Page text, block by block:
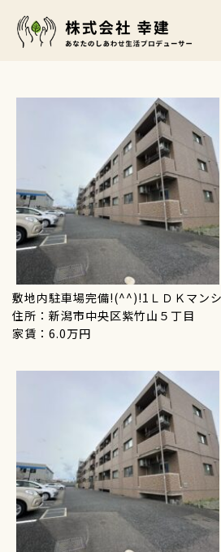
会社概要 お問い合
敷地内駐車場完備!(^^)!1ＬＤＫマンシ
住所：新潟市中央区紫竹山５丁目
家賃：6.0万円